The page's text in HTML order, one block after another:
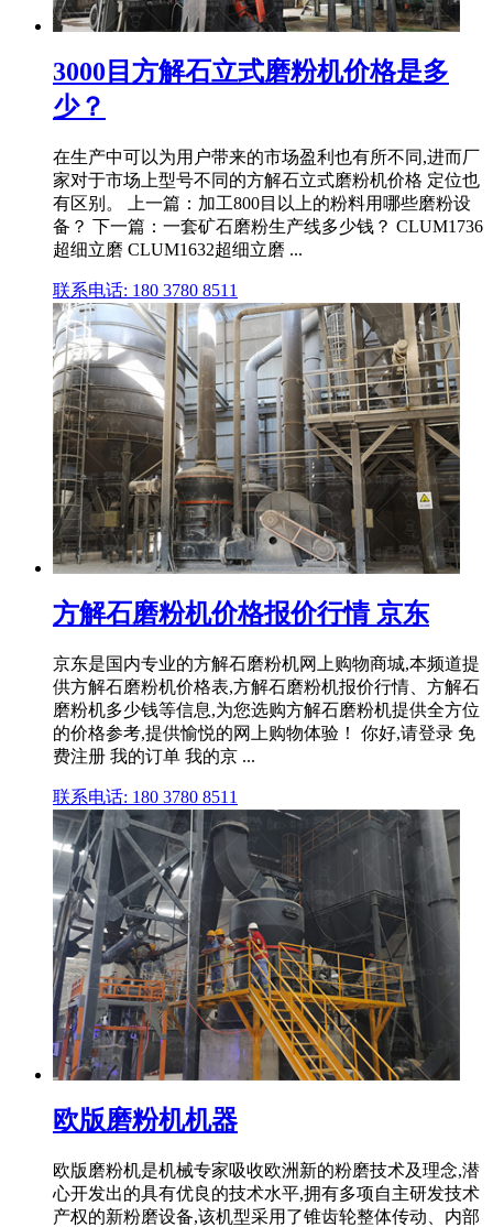
3000目方解石立式磨粉机价格是多
少？
在生产中可以为用户带来的市场盈利也有所不同,进而厂
家对于市场上型号不同的方解石立式磨粉机价格 定位也
有区别。 上一篇：加工800目以上的粉料用哪些磨粉设
备？ 下一篇：一套矿石磨粉生产线多少钱？ CLUM1736
超细立磨 CLUM1632超细立磨 ...
联系电话: 180 3780 8511
方解石磨粉机价格报价行情 京东
京东是国内专业的方解石磨粉机网上购物商城,本频道提
供方解石磨粉机价格表,方解石磨粉机报价行情、方解石
磨粉机多少钱等信息,为您选购方解石磨粉机提供全方位
的价格参考,提供愉悦的网上购物体验！ 你好,请登录 免
费注册 我的订单 我的京 ...
联系电话: 180 3780 8511
欧版磨粉机机器
欧版磨粉机是机械专家吸收欧洲新的粉磨技术及理念,潜
心开发出的具有优良的技术水平,拥有多项自主研发技术
产权的新粉磨设备,该机型采用了锥齿轮整体传动、内部